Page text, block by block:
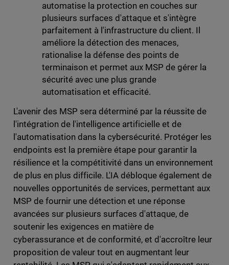
automatise la protection en couches sur
plusieurs surfaces d'attaque et s'intègre
parfaitement à l'infrastructure du client. Il
améliore la détection des menaces,
rationalise la défense des points de
terminaison et permet aux MSP de gérer la
sécurité avec une plus grande
automatisation et efficacité.
L'avenir des MSP sera déterminé par la réussite de
l'intégration de l'intelligence artificielle et de
l'automatisation dans la cybersécurité. Protéger les
endpoints est la première étape pour garantir la
résilience et la compétitivité dans un environnement
de plus en plus difficile. L'IA débloque également de
nouvelles opportunités de services, permettant aux
MSP de fournir une détection et une réponse
avancées sur plusieurs surfaces d'attaque, de
soutenir les exigences en matière de
cyberassurance et de conformité, et d'accroître leur
proposition de valeur tout en augmentant leur